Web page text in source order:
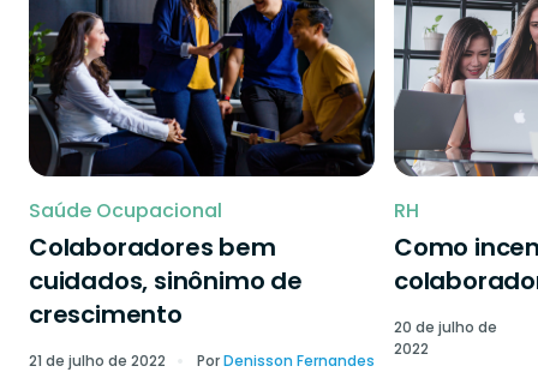
Saúde Ocupacional
Colaboradores bem
cuidados, sinônimo de
crescimento
21 de julho de 2022 PorDenisson Fernandes
RH
Como
20 de julho de
2022